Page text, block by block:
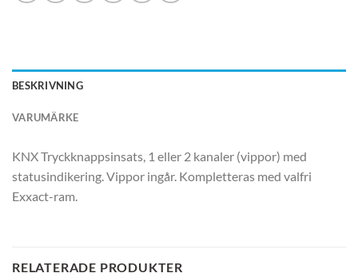
BESKRIVNING
VARUMÄRKE
KNX Tryckknappsinsats, 1 eller 2 kanaler (vippor) med
statusindikering. Vippor ingår. Kompletteras med valfri
Exxact-ram.
RELATERADE PRODUKTER